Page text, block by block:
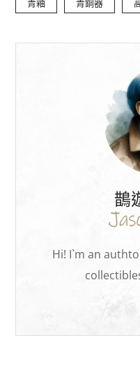
青釉 青銅器
鵲
Hi! I`m an